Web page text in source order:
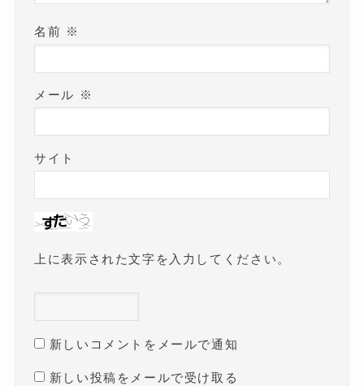
名前 ※
メール ※
サイト
上に表示された文字を入力してください。
新しいコメントをメールで通知
新しい投稿をメールで受け取る